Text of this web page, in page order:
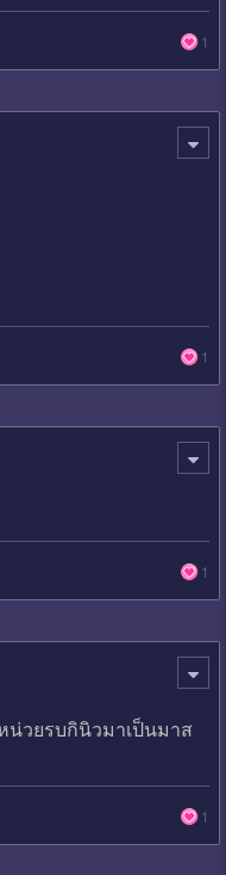
1
1
1
น่วยรบกินิวมาเป็นมาส
1